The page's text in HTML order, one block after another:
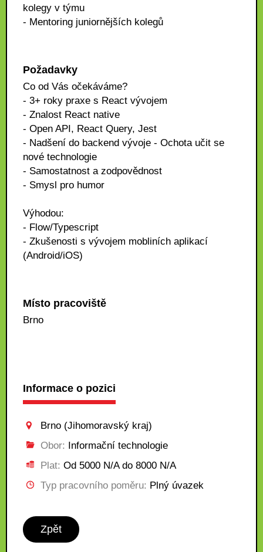
kolegy v týmu
- Mentoring juniornějších kolegů
Požadavky
Co od Vás očekáváme?
- 3+ roky praxe s React vývojem
- Znalost React native
- Open API, React Query, Jest
- Nadšení do backend vývoje - Ochota učit se
nové technologie
- Samostatnost a zodpovědnost
- Smysl pro humor
Výhodou:
- Flow/Typescript
- Zkušenosti s vývojem mobliních aplikací
(Android/iOS)
Místo pracoviště
Brno
Informace o pozici
Brno (Jihomoravský kraj)
Obor: Informační technologie
Plat: Od 5000 N/A do 8000 N/A
Typ pracovního poměru: Plný úvazek
Zpět